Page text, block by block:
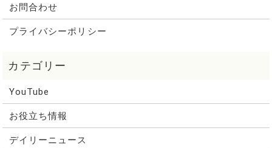
お問合わせ
プライバシーポリシー
YouTube
お役立ち情報
デイリーニュース